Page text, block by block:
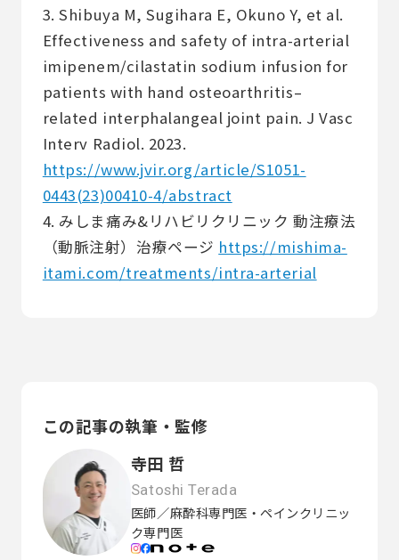
3. Shibuya M, Sugihara E, Okuno Y, et al.
Effectiveness and safety of intra-arterial
imipenem/cilastatin sodium infusion for
patients with hand osteoarthritis–
related interphalangeal joint pain. J Vasc
Interv Radiol. 2023.
https://www.jvir.org/article/S1051-
0443(23)00410-4/abstract
4. みしま痛み&リハビリクリニック 動注療法
（動脈注射）治療ページ https://mishima-
itami.com/treatments/intra-arterial
この記事の執筆・監修
寺田 哲
Satoshi Terada
医師／麻酔科専門医・ペインクリニッ
ク専門医